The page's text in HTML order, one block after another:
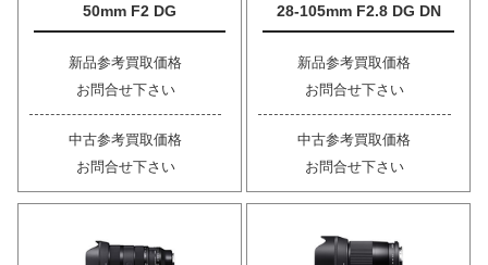
50mm F2 DG
新品参考買取価格
お問合せ下さい
中古参考買取価格
お問合せ下さい
28-105mm F2.8 DG DN
新品参考買取価格
お問合せ下さい
中古参考買取価格
お問合せ下さい